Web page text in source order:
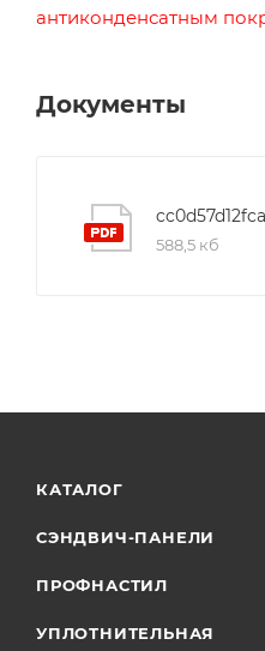
антиконденсатным
Документы
588,5 кб
КАТАЛОГ
СЭНДВИЧ-ПАНЕЛИ
ПРОФНАСТИЛ
УПЛОТНИТЕЛЬНАЯ